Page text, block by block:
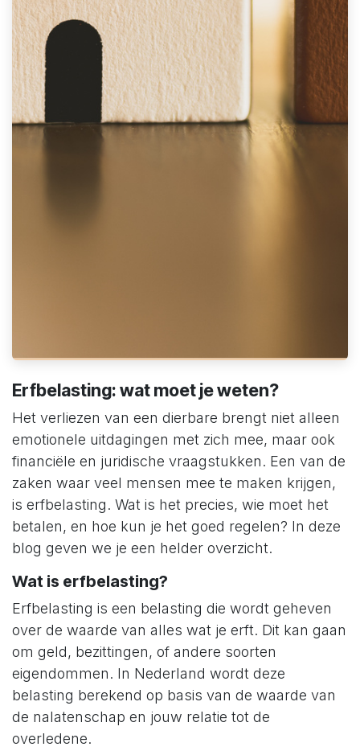
Erfbelasting: wat moet je weten?
Het verliezen van een dierbare brengt niet alleen
emotionele uitdagingen met zich mee, maar ook
financiële en juridische vraagstukken. Een van de
zaken waar veel mensen mee te maken krijgen,
is erfbelasting. Wat is het precies, wie moet het
betalen, en hoe kun je het goed regelen? In deze
blog geven we je een helder overzicht.
Wat is erfbelasting?
Erfbelasting is een belasting die wordt geheven
over de waarde van alles wat je erft. Dit kan gaan
om geld, bezittingen, of andere soorten
eigendommen. In Nederland wordt deze
belasting berekend op basis van de waarde van
de nalatenschap en jouw relatie tot de
overledene.